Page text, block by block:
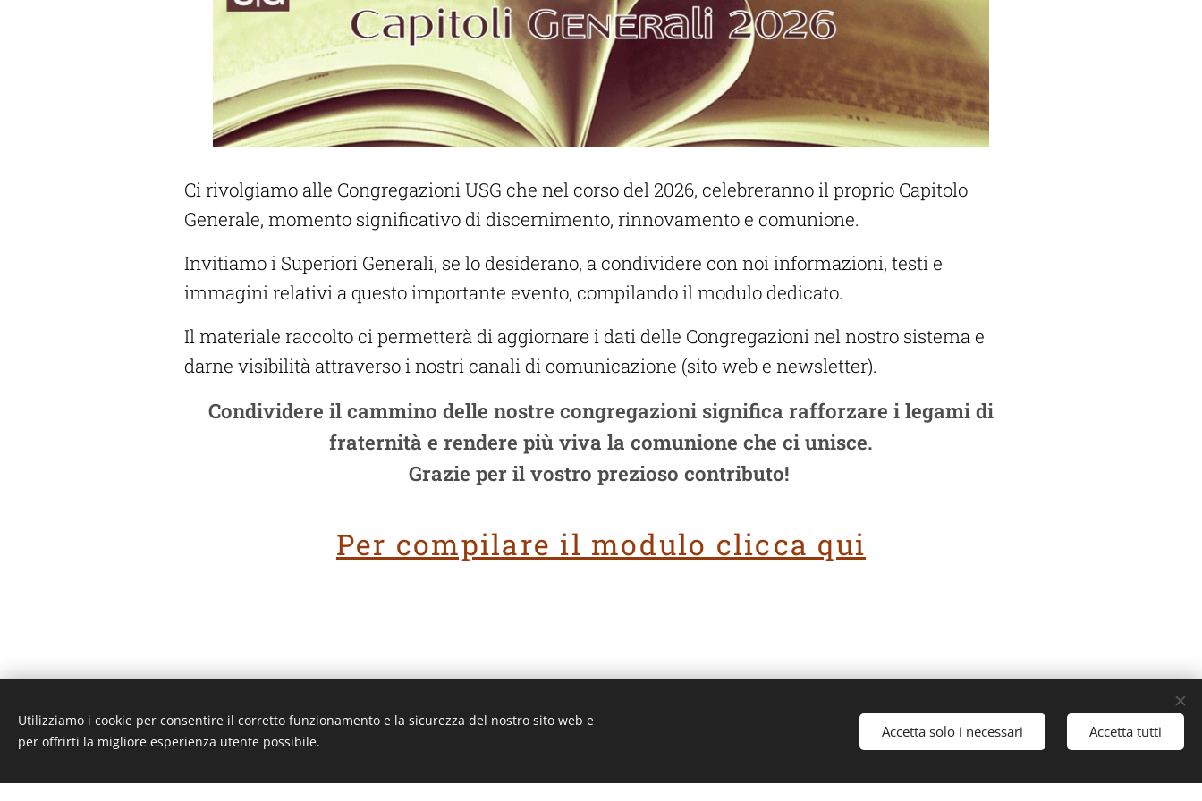
Ci rivolgiamo alle Congregazioni USG che nel corso del 2026, celebreranno il proprio Capitolo
Generale, momento significativo di discernimento, rinnovamento e comunione.
Invitiamo i Superiori Generali, se lo desiderano, a condividere con noi informazioni, testi e
immagini relativi a questo importante evento, compilando il modulo dedicato.
Il materiale raccolto ci permetterà di aggiornare i dati delle Congregazioni nel nostro sistema e
darne visibilità attraverso i nostri canali di comunicazione (sito web e newsletter).
Condividere il cammino delle nostre congregazioni significa rafforzare i legami di
fraternità e rendere più viva la comunione che ci unisce.
Grazie per il vostro prezioso contributo!
Per compilare il modulo clicca qui
Unione Superiori Generali - Via dei Penitenzieri 19 -00193 ROMA
Cookies
Lingue
Français
Utilizziamo i cookie per consentire il corretto funzionamento e la sicurezza del nostro sito web e
per offrirti la migliore esperienza utente possibile.
Accetta solo i necessari Accetta tutti